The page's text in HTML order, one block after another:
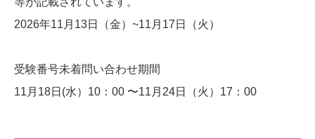
2026年11月13日（金）~11月17日（火）
受験番号未着問い合わせ期間
11月18日(水）10：00 〜11月24日（火）17：00